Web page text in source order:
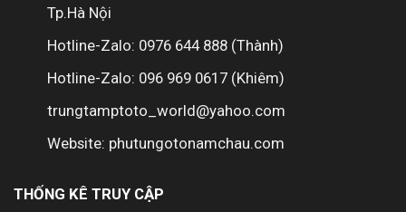
Tp.Hà Nội
Hotline-Zalo: 0976 644 888 (Thành)
Hotline-Zalo: 096 969 0617 (Khiêm)
trungtamptoto_world@yahoo.com
Website: phutungotonamchau.com
THỐNG KÊ TRUY CẬP